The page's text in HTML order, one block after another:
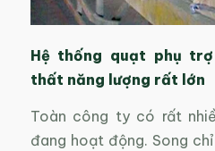
Hệ thống quạt phụ
thất năng lượng rất lớn
Toàn công ty có rất
đang hoạt động. Song